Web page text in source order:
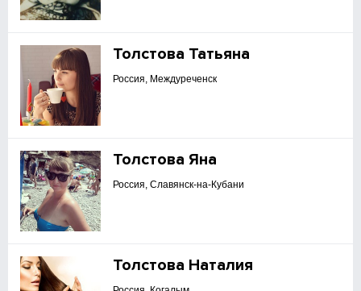
Толстова Татьяна
Россия, Междуреченск
Толстова Яна
Россия, Славянск-на-Кубани
Толстова Наталия